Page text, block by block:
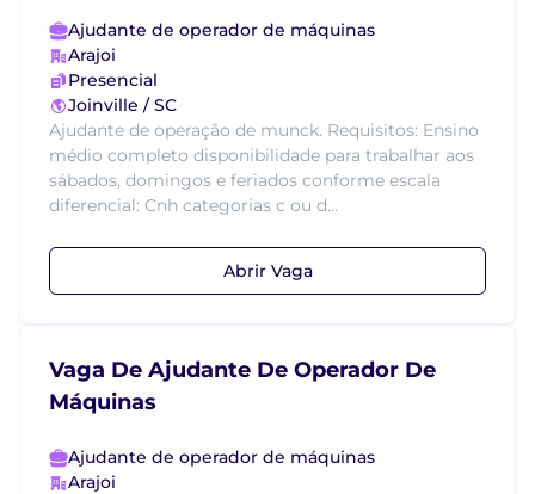
Ajudante de operador de máquinas
Arajoi
Presencial
Joinville / SC
Ajudante de operação de munck. Requisitos: Ensino
médio completo disponibilidade para trabalhar aos
sábados, domingos e feriados conforme escala
diferencial: Cnh categorias c ou d...
Abrir Vaga
Vaga De Ajudante De Operador De
Máquinas
Ajudante de operador de máquinas
Arajoi